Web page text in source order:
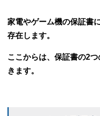
家電やゲーム機の保証書
存在します。
ここからは、保証書の2
きます。